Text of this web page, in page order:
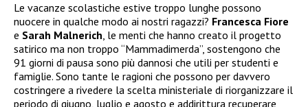
Le vacanze scolastiche estive troppo lunghe possono
nuocere in qualche modo ai nostri ragazzi? Francesca Fiore
e Sarah Malnerich, le menti che hanno creato il progetto
satirico ma non troppo “Mammadimerda”, sostengono che
91 giorni di pausa sono più dannosi che utili per studenti e
famiglie. Sono tante le ragioni che possono per davvero
costringere a rivedere la scelta ministeriale di riorganizzare il
periodo di giugno, luglio e agosto e addirittura recuperare